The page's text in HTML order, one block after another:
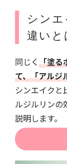
シン
違いと
同じく「塗る
て、「アルジ
シンエイクと
ルジルリンの
説明します。